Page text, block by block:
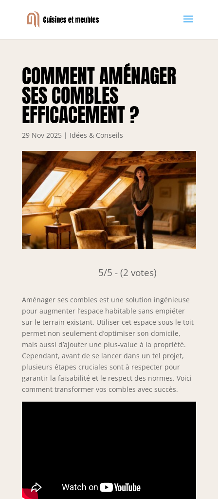
COMMENT AMÉNAGER
SES COMBLES
EFFICACEMENT ?
29 Nov 2025 | Idées & Conseils
5/5 - (2 votes)
Aménager ses combles est une solution ingénieuse
pour augmenter l’espace habitable sans empiéter
sur le terrain existant. Utiliser cet espace sous le toit
permet non seulement d’optimiser son domicile,
mais aussi d’ajouter une plus-value à la propriété.
Cependant, avant de se lancer dans un tel projet,
plusieurs étapes cruciales sont à respecter pour
garantir la faisabilité et le respect des normes. Voici
comment transformer vos combles avec succès.